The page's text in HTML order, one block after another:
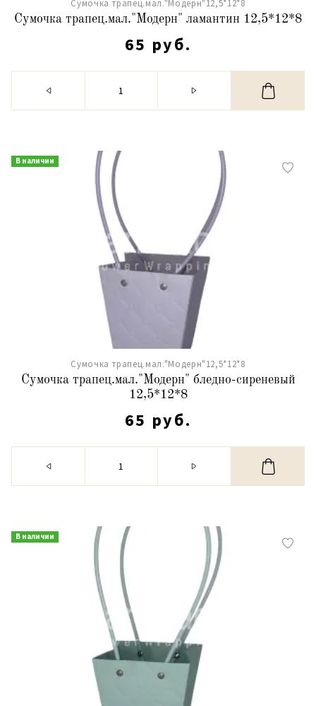
Сумочка трапец.мал."Модерн"12,5*12*8
Сумочка трапец.мал."Модерн" ламантин 12,5*12*8
65 руб.
В наличии
Сумочка трапец.мал."Модерн"12,5*12*8
Сумочка трапец.мал."Модерн" бледно-сиреневый
12,5*12*8
65 руб.
В наличии